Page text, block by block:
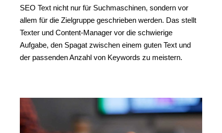
SEO Text nicht nur für Suchmaschinen, sondern vor
allem für die Zielgruppe geschrieben werden. Das stellt
Texter und Content-Manager vor die schwierige
Aufgabe, den Spagat zwischen einem guten Text und
der passenden Anzahl von Keywords zu meistern.